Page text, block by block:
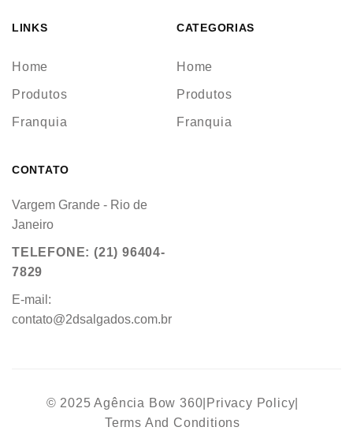
LINKS
Home
Produtos
Franquia
CATEGORIAS
Home
Produtos
Franquia
CONTATO
Vargem Grande - Rio de
Janeiro
TELEFONE: (21) 96404-
7829
E-mail:
contato@2dsalgados.com.br
© 2025 Agência Bow 360 Privacy Policy
Terms And Conditions